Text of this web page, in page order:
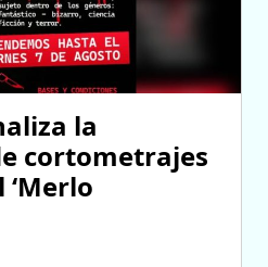
la
cortometrajes